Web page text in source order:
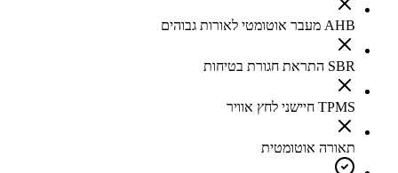
AHB מעבר אוטומטי לאורות גבוהים
SBR התראת חגורת בטיחות
TPMS חיישני לחץ אוויר
תאורה אוטומטית